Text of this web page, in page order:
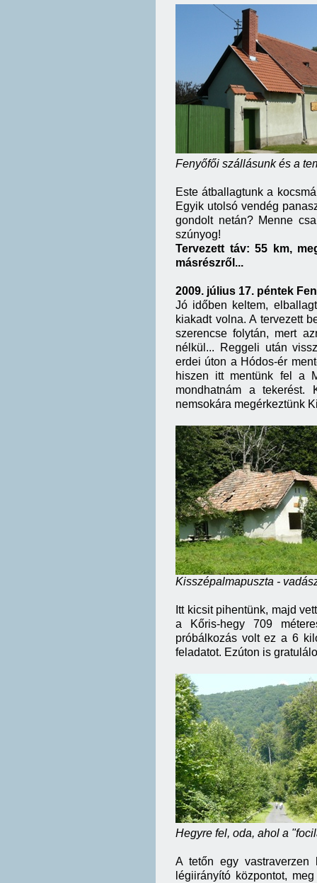
Fenyőfői szállásunk és a
Este átballagtunk a
Egyik utolsó vendég
gondolt netán? Menne
szúnyog!
Tervezett táv: 55 km,
másrészről...
2009. július 17. péntek
Jó időben keltem,
kiakadt volna. A tervezett
szerencse folytán, mert
nélkül... Reggeli után
erdei úton a Hódos-ér
hiszen itt mentünk fel a
mondhatnám a
nemsokára megérkeztünk
Kisszépalmapuszta -
Itt kicsit pihentünk, majd
a Kőris-hegy 709
próbálkozás volt ez a 6
feladatot. Ezúton is
Hegyre fel, oda, ahol a
A tetőn egy
légiirányító központot,